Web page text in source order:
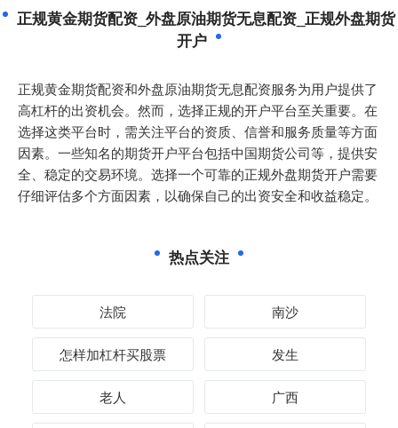
正规黄金期货配资_外盘原油期货无息配资_正规外盘期货
开户
正规黄金期货配资和外盘原油期货无息配资服务为用户提供了
高杠杆的出资机会。然而，选择正规的开户平台至关重要。在
选择这类平台时，需关注平台的资质、信誉和服务质量等方面
因素。一些知名的期货开户平台包括中国期货公司等，提供安
全、稳定的交易环境。选择一个可靠的正规外盘期货开户需要
仔细评估多个方面因素，以确保自己的出资安全和收益稳定。
热点关注
法院 南沙
怎样加杠杆买股票 发生
老人 广西